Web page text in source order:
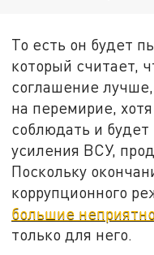
То есть он будет
который считает,
соглашение
на перемирие,
соблюдать и будет
усиления ВСУ,
Поскольку
коррупционного
большие
только для него.